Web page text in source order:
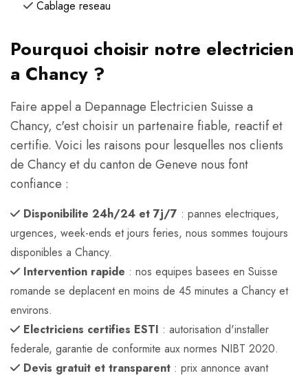
Cablage reseau
Pourquoi choisir notre electricien
a Chancy ?
Faire appel a Depannage Electricien Suisse a
Chancy, c'est choisir un partenaire fiable, reactif et
certifie. Voici les raisons pour lesquelles nos clients
de Chancy et du canton de Geneve nous font
confiance :
Disponibilite 24h/24 et 7j/7 : pannes electriques,
urgences, week-ends et jours feries, nous sommes toujours
disponibles a Chancy.
Intervention rapide : nos equipes basees en Suisse
romande se deplacent en moins de 45 minutes a Chancy et
environs.
Electriciens certifies ESTI : autorisation d'installer
federale, garantie de conformite aux normes NIBT 2020.
Devis gratuit et transparent : prix annonce avant